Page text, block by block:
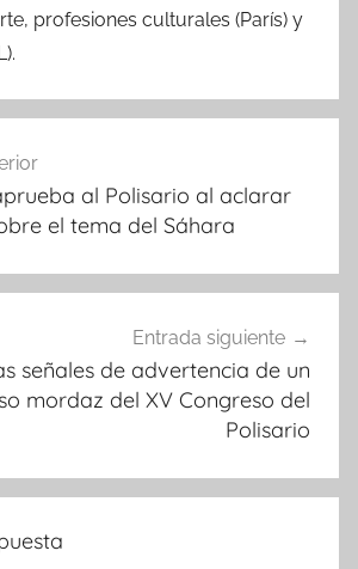
profesiones culturales (París) y
al Polisario al aclarar
el tema del Sáhara
Entrada siguiente
señales de advertencia de un
mordaz del XV Congreso del
Polisario